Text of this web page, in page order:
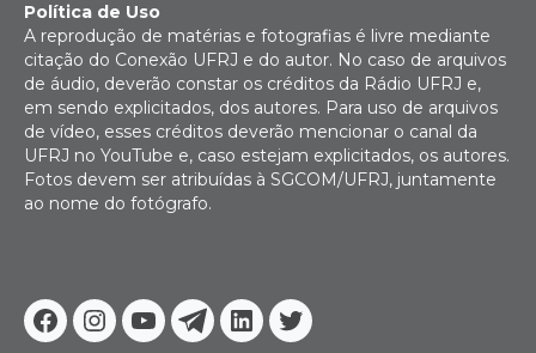
Facebook
Instagram
YoutubeTelegram
Linkedin
Twitter
Política de Uso
A reprodução de matérias e fotografias é livre mediante
citação do Conexão UFRJ e do autor. No caso de arquivos
de áudio, deverão constar os créditos da Rádio UFRJ e,
em sendo explicitados, dos autores. Para uso de arquivos
de vídeo, esses créditos deverão mencionar o canal da
UFRJ no YouTube e, caso estejam explicitados, os autores.
Fotos devem ser atribuídas à SGCOM/UFRJ, juntamente
ao nome do fotógrafo.